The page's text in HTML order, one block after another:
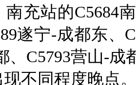
充站的C5684
遂宁-成都东、
、C5793营山-成
不同程度晚点